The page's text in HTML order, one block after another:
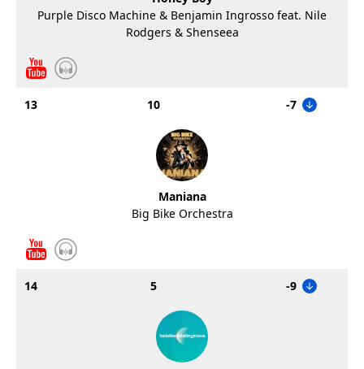
Purple Disco Machine & Benjamin Ingrosso feat. Nile
Rodgers & Shenseea
13 10 -7
Maniana
Big Bike Orchestra
14 5 -9